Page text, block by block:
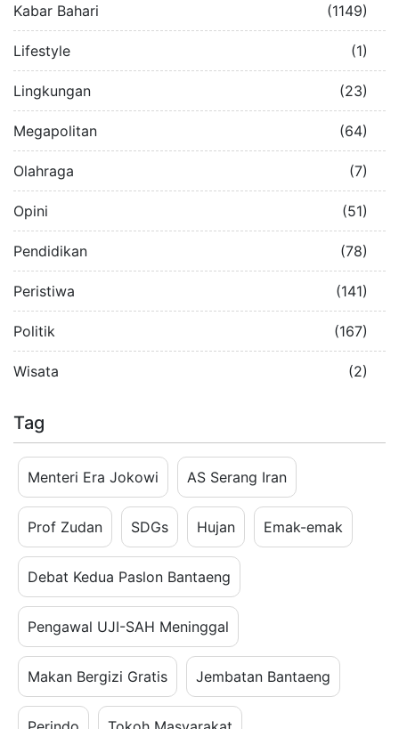
Kabar Bahari (1149)
Lifestyle (1)
Lingkungan (23)
Megapolitan (64)
Olahraga (7)
Opini (51)
Pendidikan (78)
Peristiwa (141)
Politik (167)
Wisata (2)
Tag
Menteri Era Jokowi AS Serang Iran
Prof Zudan SDGs Hujan Emak-emak
Debat Kedua Paslon Bantaeng
Pengawal UJI-SAH Meninggal
Makan Bergizi Gratis Jembatan Bantaeng